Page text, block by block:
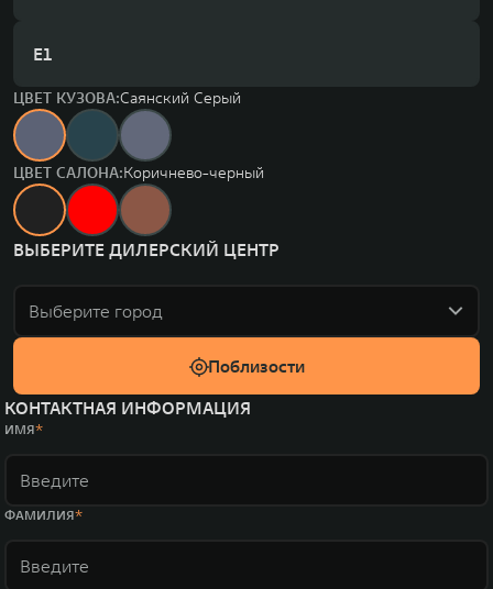
Е1
ЦВЕТ КУЗОВА:Саянский Серый
ЦВЕТ САЛОНА:Коричнево-черный
ВЫБЕРИТЕ ДИЛЕРСКИЙ ЦЕНТР
Выберите город
Поблизости
КОНТАКТНАЯ ИНФОРМАЦИЯ
ИМЯ
ФАМИЛИЯ